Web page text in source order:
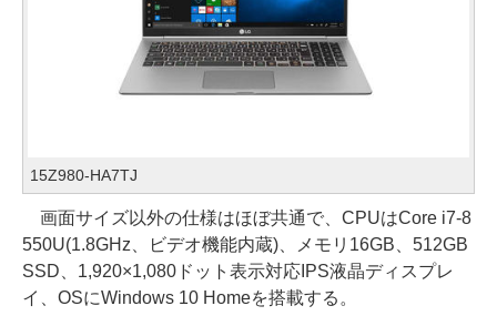
15Z980-HA7TJ
画面サイズ以外の仕様はほぼ共通で、CPUはCore i7-8
550U(1.8GHz、ビデオ機能内蔵)、メモリ16GB、512GB
SSD、1,920×1,080ドット表示対応IPS液晶ディスプレ
イ、OSにWindows 10 Homeを搭載する。